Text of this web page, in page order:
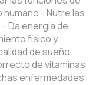
- Nutre las
Da energía de
físico y
de sueño
de vitaminas
enfermedades